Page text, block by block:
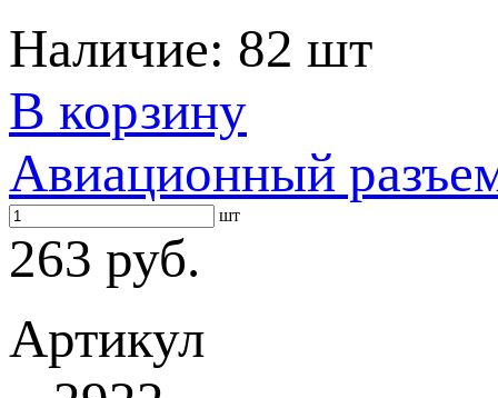
Наличие: 82 шт
В корзину
Авиационный
шт
263 руб.
Артикул